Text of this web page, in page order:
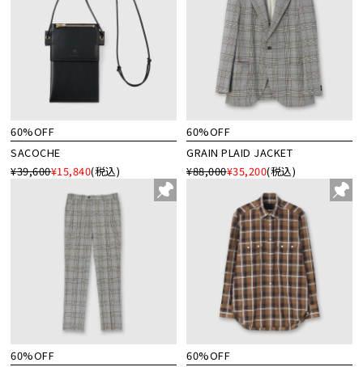
60%OFF
SACOCHE
¥39,600¥15,840(税込)
60%OFF
GRAIN PLAID JACKET
¥88,000¥35,200(税込)
60%OFF
60%OFF